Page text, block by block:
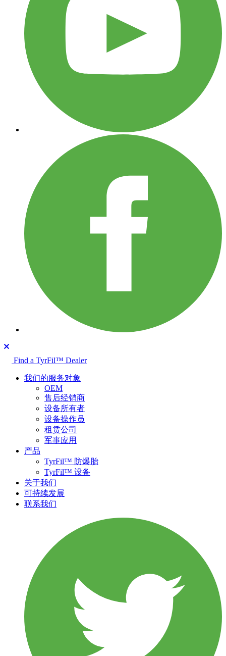
Find a TyrFil™ Dealer
我们的服务对象
OEM
售后经销商
设备所有者
设备操作员
租赁公司
军事应用
产品
TyrFil™ 防爆胎
TyrFil™ 设备
关于我们
可持续发展
联系我们